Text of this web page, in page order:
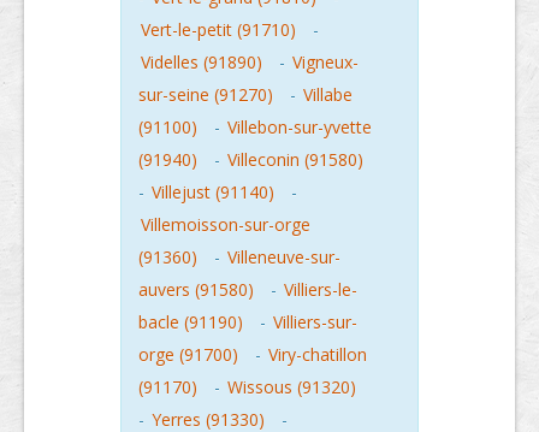
Vert-le-petit (91710)
-
Videlles (91890)
- Vigneux-
sur-seine (91270)
- Villabe
(91100)
- Villebon-sur-yvette
(91940)
- Villeconin (91580)
- Villejust (91140)
-
Villemoisson-sur-orge
(91360)
- Villeneuve-sur-
auvers (91580)
- Villiers-le-
bacle (91190)
- Villiers-sur-
orge (91700)
- Viry-chatillon
(91170)
- Wissous (91320)
- Yerres (91330) -